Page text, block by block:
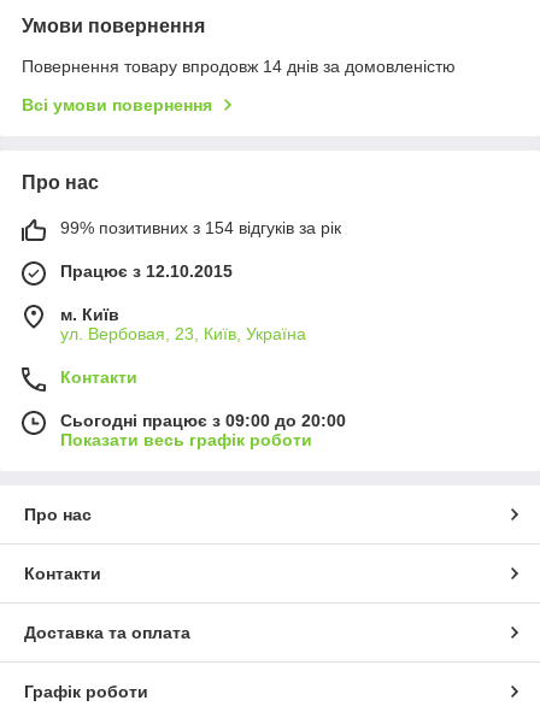
Умови повернення
Повернення товару впродовж 14 днів за домовленістю
Всі умови повернення
Про нас
99% позитивних з 154 відгуків за рік
Працює з 12.10.2015
м. Київ
ул. Вербовая, 23, Київ, Україна
Контакти
Сьогодні працює з 09:00 до 20:00
Показати весь графік роботи
Про нас
Контакти
Доставка та оплата
Графік роботи